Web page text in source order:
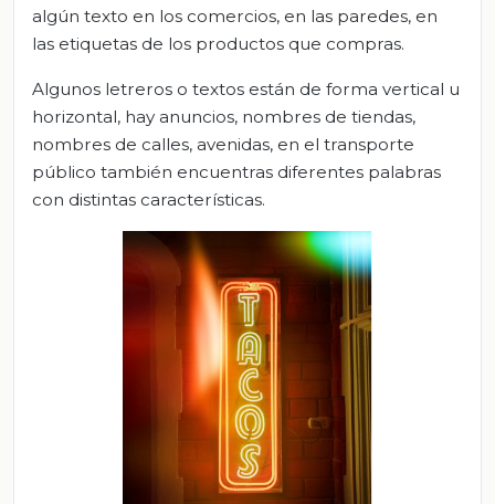
algún texto en los comercios, en las paredes, en
las etiquetas de los productos que compras.
Algunos letreros o textos están de forma vertical u
horizontal, hay anuncios, nombres de tiendas,
nombres de calles, avenidas, en el transporte
público también encuentras diferentes palabras
con distintas características.